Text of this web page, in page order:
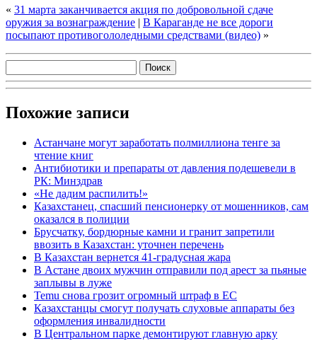
« 31 марта заканчивается акция по добровольной сдаче
оружия за вознаграждение | В Караганде не все дороги
посыпают противогололедными средствами (видео) »
Похожие записи
Астанчане могут заработать полмиллиона тенге за
чтение книг
Антибиотики и препараты от давления подешевели в
РК: Минздрав
«Не дадим распилить!»
Казахстанец, спасший пенсионерку от мошенников, сам
оказался в полиции
Брусчатку, бордюрные камни и гранит запретили
ввозить в Казахстан: уточнен перечень
В Казахстан вернется 41-градусная жара
В Астане двоих мужчин отправили под арест за пьяные
заплывы в луже
Temu снова грозит огромный штраф в ЕС
Казахстанцы смогут получать слуховые аппараты без
оформления инвалидности
В Центральном парке демонтируют главную арку